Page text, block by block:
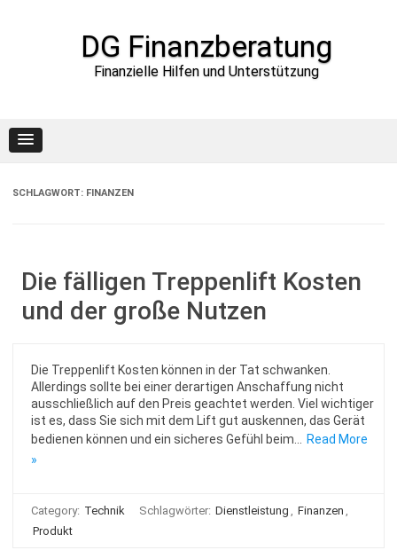
DG Finanzberatung
Finanzielle Hilfen und Unterstützung
SCHLAGWORT: FINANZEN
Die fälligen Treppenlift Kosten
und der große Nutzen
Die Treppenlift Kosten können in der Tat schwanken.
Allerdings sollte bei einer derartigen Anschaffung nicht
ausschließlich auf den Preis geachtet werden. Viel wichtiger
ist es, dass Sie sich mit dem Lift gut auskennen, das Gerät
bedienen können und ein sicheres Gefühl beim…
Read More
»
Category: Technik Schlagwörter: Dienstleistung , Finanzen ,
Produkt